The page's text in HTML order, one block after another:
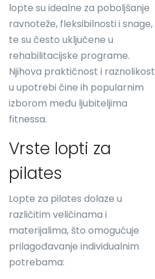
lopte su idealne za poboljšanje
ravnoteže, fleksibilnosti i snage,
te su često uključene u
rehabilitacijske programe.
Njihova praktičnost i raznolikost
u upotrebi čine ih popularnim
izborom među ljubiteljima
fitnessa.
Vrste lopti za
pilates
Lopte za pilates dolaze u
različitim veličinama i
materijalima, što omogućuje
prilagođavanje individualnim
potrebama: